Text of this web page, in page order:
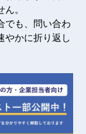
。
でも、問い合わ
やかに折り返し